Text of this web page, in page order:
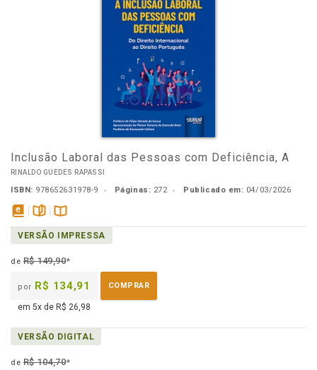
Inclusão Laboral das Pessoas com Deficiência, A
RINALDO GUEDES RAPASSI
ISBN: 978652631978-9 Páginas: 272 Publicado em: 04/03/2026
disponível
em
páginasDisponível
na
VERSÃO IMPRESSA
deR$ 149,90*
por R$ 134,91 COMPRAR
em 5x de R$ 26,98
VERSÃO DIGITAL
deR$ 104,70*